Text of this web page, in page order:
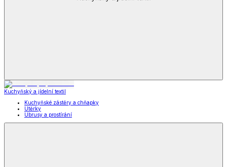
Kuchyňský a jídelní textil
Kuchyňské zástěry a chňapky
Utěrky
Ubrusy a prostírání